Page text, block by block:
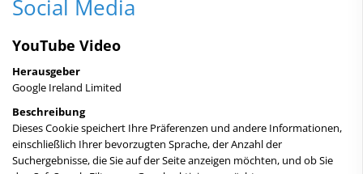
Social Media
YouTube Video
Herausgeber
Google Ireland Limited
Beschreibung
Dieses Cookie speichert Ihre Präferenzen und andere Informationen,
einschließlich Ihrer bevorzugten Sprache, der Anzahl der
Suchergebnisse, die Sie auf der Seite anzeigen möchten, und ob Sie